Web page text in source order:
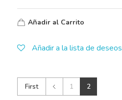
Añadir al Carrito
Añadir a la lista de deseos
First 1 2